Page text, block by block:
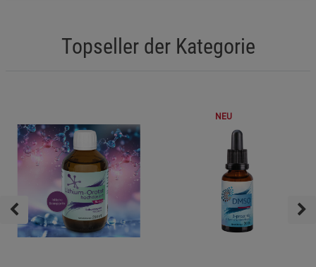
Topseller der Kategorie
NEU